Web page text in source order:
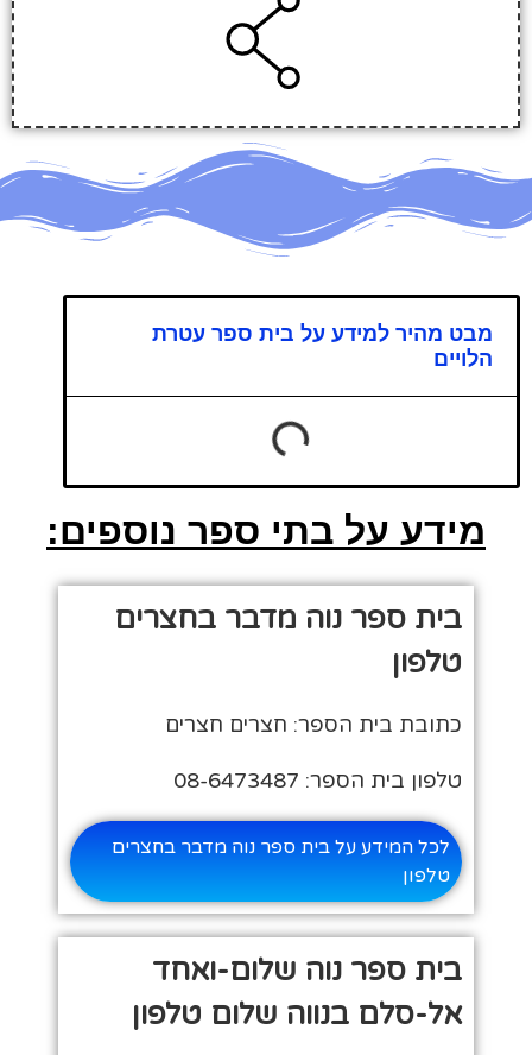
מבט מהיר למידע על בית ספר עטרת
הלויים
מידע על בתי ספר נוספים:
בית ספר נוה מדבר בחצרים
טלפון
כתובת בית הספר: חצרים חצרים
טלפון בית הספר: 08-6473487
לכל המידע על בית ספר נוה מדבר בחצרים
טלפון
בית ספר נוה שלום-ואחד
אל-סלם בנווה שלום טלפון